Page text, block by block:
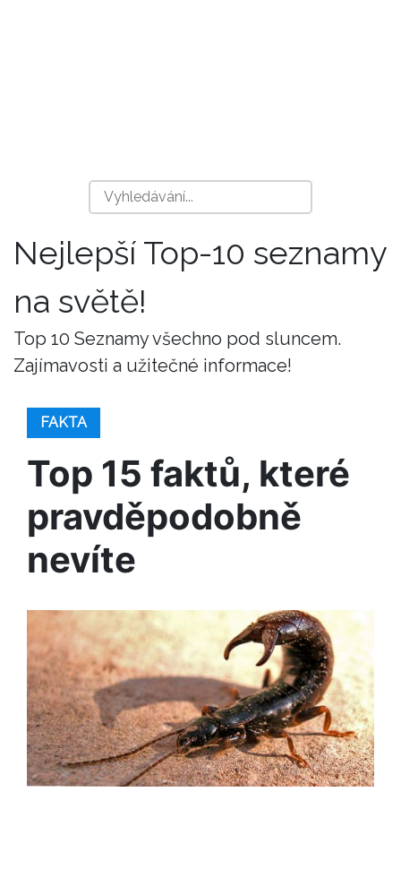
Nejlepší Top-10 seznamy
na světě!
Top 10 Seznamy všechno pod sluncem.
Zajímavosti a užitečné informace!
FAKTA
Top 15 faktů, které
pravděpodobně
nevíte